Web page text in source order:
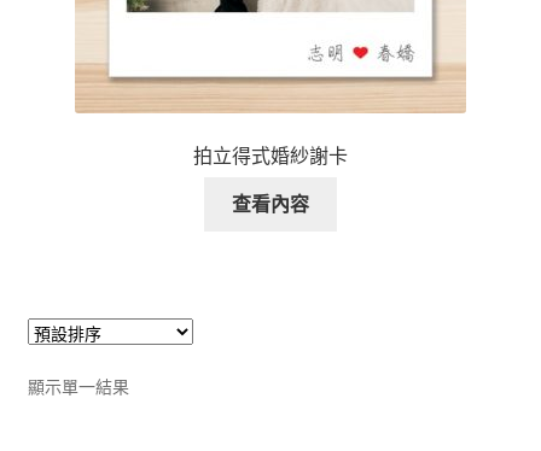
拍立得式婚紗謝卡
查看內容
顯示單一結果